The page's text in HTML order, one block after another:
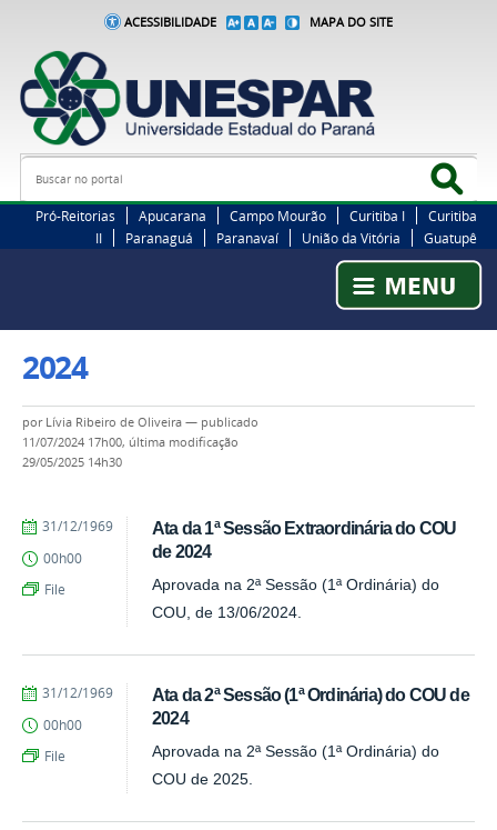
ACESSIBILIDADE MAPA DO SITE
Busca
Pró-Reitorias Apucarana Campo Mourão Curitiba I
Curitiba
II
Paranaguá Paranavaí União da Vitória Guatupê
2024
por Lívia Ribeiro de Oliveira — publicado
11/07/2024 17h00, última modificação
29/05/2025 14h30
Ata da 1ª Sessão Extraordinária do COU
de 2024
Aprovada na 2ª Sessão (1ª Ordinária) do
COU, de 13/06/2024.
by
Ribeiro
de
Published
31/12/1969
00h00
File
Ata da 2ª Sessão (1ª Ordinária) do COU de
2024
Aprovada na 2ª Sessão (1ª Ordinária) do
COU de 2025.
by
Ribeiro
de
Published
31/12/1969
00h00
File